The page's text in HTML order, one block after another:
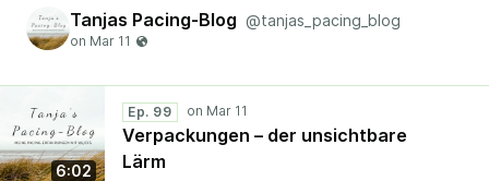
Tanjas Pacing-Blog @tanjas_pacing_blog
6:02
Ep. 99
Verpackungen – der unsichtbare
Lärm